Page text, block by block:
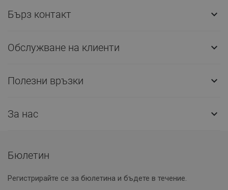
Бърз контакт 
Обслужване на клиенти 
Полезни връзки 
За нас 
Бюлетин
Регистрирайте се за бюлетина и бъдете в течение.